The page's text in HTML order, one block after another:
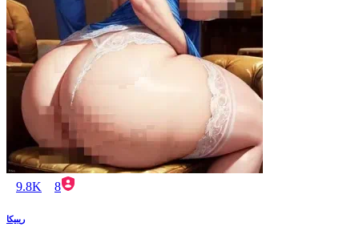
9.8K 8
ريبيكا